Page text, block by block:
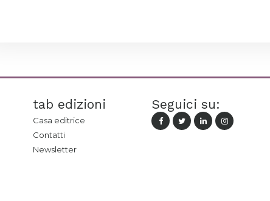
tab edizioni
Casa editrice
Contatti
Newsletter
Seguici su: